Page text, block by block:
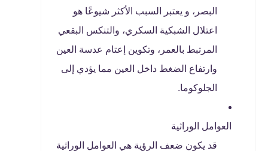
البصر، و يعتبر السبب الأكثر شيوعًا هو
اعتلال الشبكية السكري، والتنكس البقعي
المرتبط بالعمر، وتكوين إعتام عدسة العين
وارتفاع الضغط داخل العين مما يؤدي إلى
الجلوكوما.
العوامل الوراثية
قد يكون ضعف الرؤية هي العوامل الوراثية